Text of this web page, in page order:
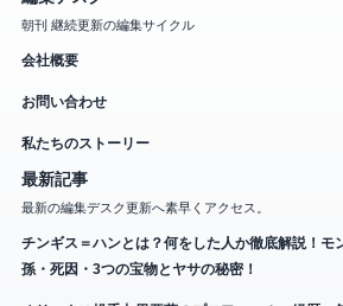
朝刊 継続更新の編集サイクル
会社概要
お問い合わせ
私たちのストーリー
最新記事
最新の編集デスク更新へ素早くアクセス。
チンギス＝ハンとは？何をした人か徹底解説！モ
孫・死因・3つの宝物とヤサの秘密！